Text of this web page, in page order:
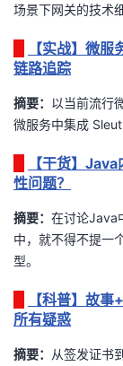
课
程
的
认
证
我
的
实
我
的
藏
术
支
持
云
声
建
场景下网关的技术
【实战】微
链路追踪
摘要： 以 当前流行
微服务中集成
【干货】
性问题？
摘要： 在讨论Java
中， 就不得不提一
型。
【科普】故
所有疑惑
摘要：
从签发证书